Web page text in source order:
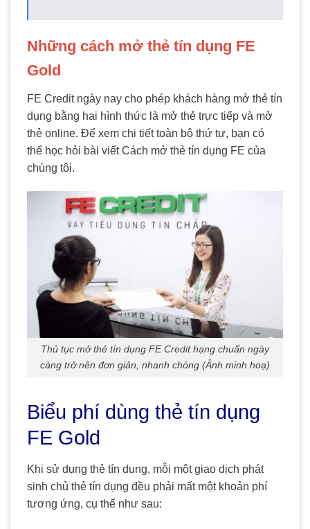
Những cách mở thẻ tín dụng FE
Gold
FE Credit ngày nay cho phép khách hàng mở thẻ tín
dụng bằng hai hình thức là mở thẻ trực tiếp và mở
thẻ online. Để xem chi tiết toàn bộ thứ tự, bạn có
thể học hỏi bài viết Cách mở thẻ tín dụng FE của
chúng tôi.
Thủ tục mở thẻ tín dụng FE Credit hạng chuẩn ngày
càng trở nên đơn giản, nhanh chóng (Ảnh minh hoạ)
Biểu phí dùng thẻ tín dụng
FE Gold
Khi sử dụng thẻ tín dụng, mỗi một giao dịch phát
sinh chủ thẻ tín dụng đều phải mất một khoản phí
tương ứng, cụ thể như sau: